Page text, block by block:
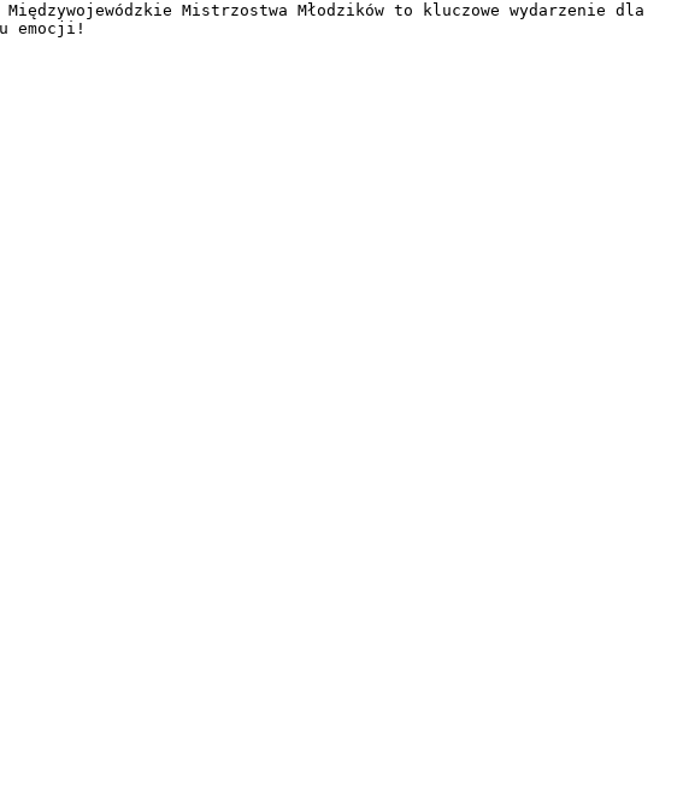
Mistrzostwa Młodzików to kluczowe wydarzenie dla
emocji!